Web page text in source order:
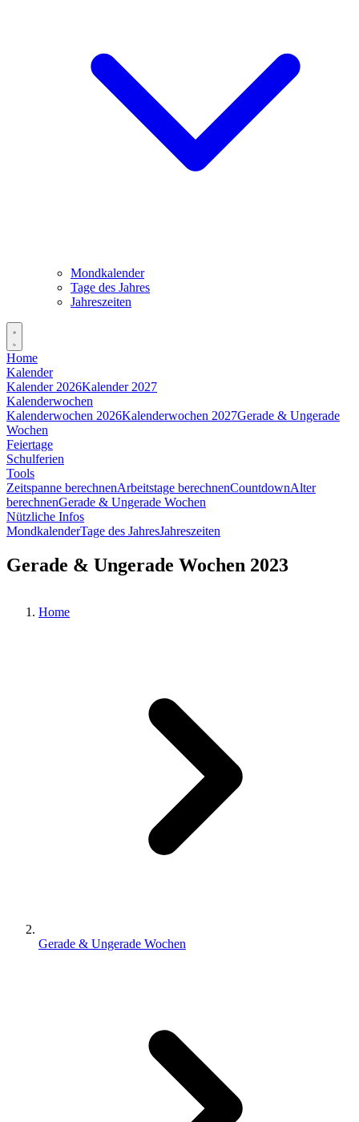
Mondkalender
Tage des Jahres
Jahreszeiten
Home
Kalender
Kalender 2026Kalender 2027
Kalenderwochen
Kalenderwochen 2026Kalenderwochen 2027Gerade & Ungerade
Wochen
Feiertage
Schulferien
Tools
Zeitspanne berechnenArbeitstage berechnenCountdownAlter
berechnenGerade & Ungerade Wochen
Nützliche Infos
MondkalenderTage des JahresJahreszeiten
Gerade & Ungerade Wochen 2023
Home
Gerade & Ungerade Wochen